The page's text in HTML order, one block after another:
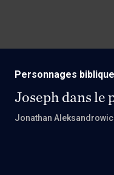
Personnages
Joseph dans le
Jonathan